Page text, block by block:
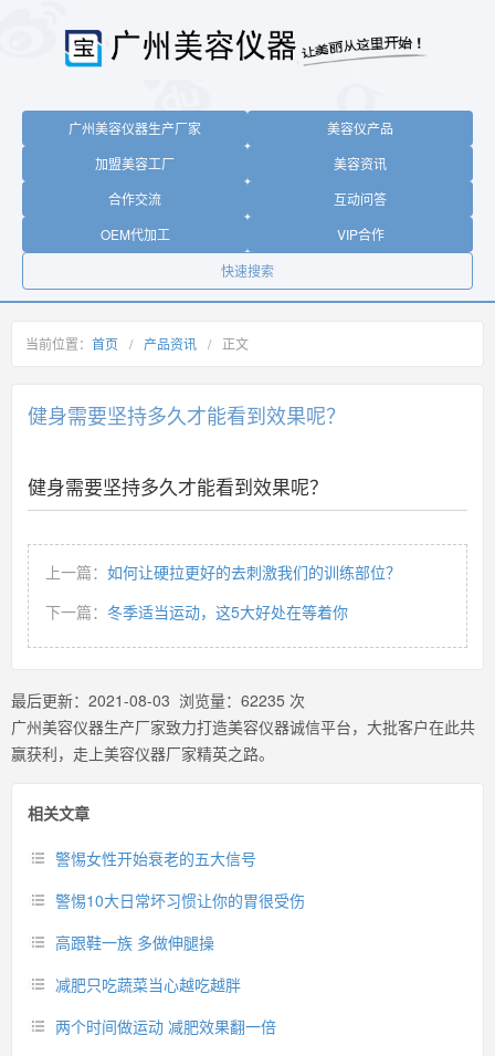
广州美容仪器生产厂家
美容仪产品
加盟美容工厂
美容资讯
合作交流
互动问答
OEM代加工
VIP合作
快速搜索
当前位置： 首页 / 产品资讯 / 正文
健身需要坚持多久才能看到效果呢？
健身需要坚持多久才能看到效果呢？
上一篇： 如何让硬拉更好的去刺激我们的训练部位？
下一篇： 冬季适当运动，这5大好处在等着你
最后更新： 2021-08-03 浏览量： 62235 次
广州美容仪器生产厂家致力打造美容仪器诚信平台，大批客户在此共
赢获利，走上美容仪器厂家精英之路。
相关文章
警惕女性开始衰老的五大信号
警惕10大日常坏习惯让你的胃很受伤
高跟鞋一族 多做伸腿操
减肥只吃蔬菜当心越吃越胖
两个时间做运动 减肥效果翻一倍